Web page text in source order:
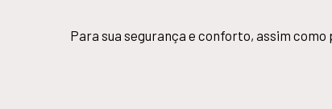
Para sua segurança e conforto, assim